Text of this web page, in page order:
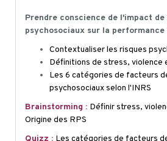
Prendre conscience de l'impact
psychosociaux sur la
Contextualiser les risques
Définitions de stress, violence
Les 6 catégories de facteurs
psychosociaux selon l'INRS
Brainstorming : Définir stress,
Origine des RPS
Quizz : Les catégories de facteurs